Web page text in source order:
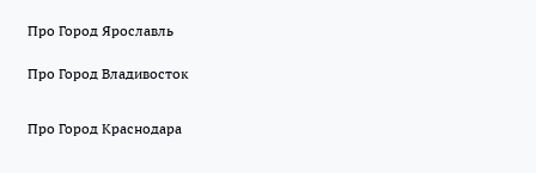
Про Город Ярославль
Про Город Владивосток
Про Город Краснодара